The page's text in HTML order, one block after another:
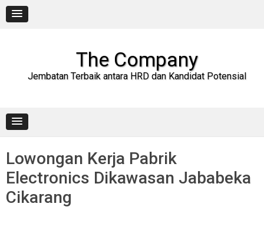
content
The Company
Jembatan Terbaik antara HRD dan Kandidat Potensial
Lowongan Kerja Pabrik
Electronics Dikawasan Jababeka
Cikarang